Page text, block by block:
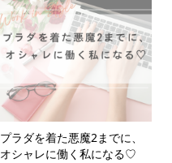
プラダを着た悪魔2までに、
オシャレに働く私になる♡